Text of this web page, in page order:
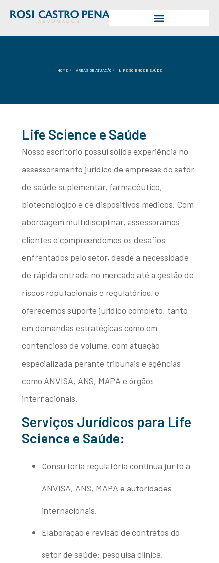
HOME ÁREAS DE ATUAÇÃO LIFE SCIENCE E SAÚDE
Life Science e Saúde
Nosso escritório possui sólida experiência no
assessoramento jurídico de empresas do setor
de saúde suplementar, farmacêutico,
biotecnológico e de dispositivos médicos. Com
abordagem multidisciplinar, assessoramos
clientes e compreendemos os desafios
enfrentados pelo setor, desde a necessidade
de rápida entrada no mercado até a gestão de
riscos reputacionais e regulatórios, e
oferecemos suporte jurídico completo, tanto
em demandas estratégicas como em
contencioso de volume, com atuação
especializada perante tribunais e agências
como ANVISA, ANS, MAPA e órgãos
internacionais.
Serviços Jurídicos para Life
Science e Saúde:
Consultoria regulatória contínua junto à
ANVISA, ANS, MAPA e autoridades
internacionais.
Elaboração e revisão de contratos do
setor de saúde: pesquisa clínica,